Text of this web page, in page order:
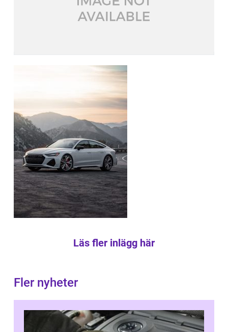
Läs fler inlägg här
Fler nyheter